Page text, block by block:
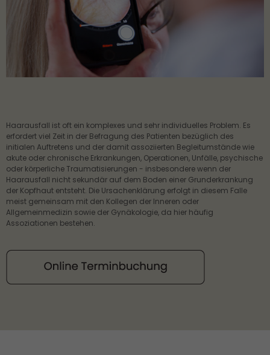
About us
Lorem ipsum dolor sit amet, consectetuer
adipiscing elit.
Donec quam felis, ultricies nec.
Haarausfall ist oft ein komplexes und sehr individuelles Problem. Es
erfordert viel Zeit in der Befragung des Patienten bezüglich des
initialen Auftretens und der damit assoziierten Begleitumstände wie
akute oder chronische Erkrankungen, Operationen, Unfälle, psychische
oder körperliche Traumatisierungen - insbesondere wenn der
Haarausfall nicht sekundär auf dem Boden einer Grunderkrankung
der Kopfhaut entsteht. Die Ursachenklärung erfolgt in diesem Falle
meist gemeinsam mit den Kollegen der Inneren oder
Allgemeinmedizin sowie der Gynäkologie, da hier häufig
Assoziationen bestehen.